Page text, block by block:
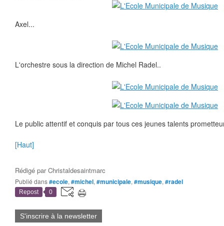
Axel...
L'orchestre sous la direction de Michel Radel..
Le public attentif et conquis par tous ces jeunes talents
[Haut]
Rédigé parChristaldesaintmarc
Publié dans#ecole, #michel, #municipale, #musique, #radel
Repost 0
S'inscrire à la newsletter